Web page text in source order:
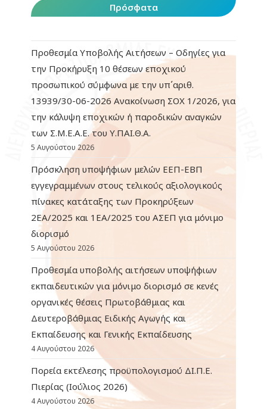
Πρόσφατα
Προθεσμία Υποβολής Αιτήσεων – Οδηγίες για
την Προκήρυξη 10 θέσεων εποχικού
προσωπικού σύμφωνα με την υπ΄αριθ.
13939/30-06-2026 Ανακοίνωση ΣΟΧ 1/2026, για
την κάλυψη εποχικών ή παροδικών αναγκών
των Σ.Μ.Ε.Α.Ε. του Υ.ΠΑΙ.Θ.Α.
5 Αυγούστου 2026
Πρόσκληση υποψήφιων μελών ΕΕΠ-ΕΒΠ
εγγεγραμμένων στους τελικούς αξιολογικούς
πίνακες κατάταξης των Προκηρύξεων
2ΕΑ/2025 και 1ΕΑ/2025 του ΑΣΕΠ για μόνιμο
διορισμό
5 Αυγούστου 2026
Προθεσμία υποβολής αιτήσεων υποψήφιων
εκπαιδευτικών για μόνιμο διορισμό σε κενές
οργανικές θέσεις Πρωτοβάθμιας και
Δευτεροβάθμιας Ειδικής Αγωγής και
Εκπαίδευσης και Γενικής Εκπαίδευσης
4 Αυγούστου 2026
Πορεία εκτέλεσης προϋπολογισμού ΔΙ.Π.Ε.
Πιερίας (Ιούλιος 2026)
4 Αυγούστου 2026